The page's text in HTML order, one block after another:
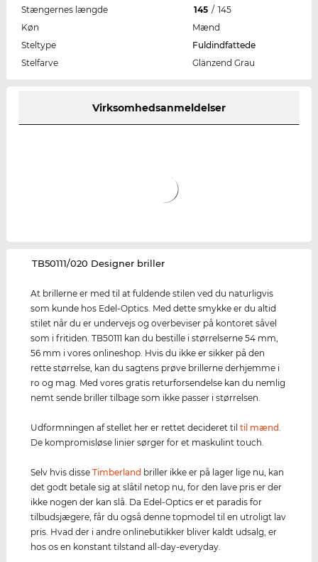
Stængernes længde
145 / 145
Køn
Mænd
Steltype
Fuldindfattede
Stelfarve
Glänzend Grau
Virksomhedsanmeldelser
‌TB50111/020 Designer briller
At brillerne er med til at fuldende stilen ved du naturligvis
som kunde hos Edel-Optics. Med dette smykke er du altid
stilet når du er undervejs og overbeviser på kontoret såvel
som i fritiden. TB50111 kan du bestille i størrelserne 54 mm,
56 mm i vores onlineshop. Hvis du ikke er sikker på den
rette størrelse, kan du sagtens prøve brillerne derhjemme i
ro og mag. Med vores gratis returforsendelse kan du nemlig
nemt sende briller tilbage som ikke passer i størrelsen.
Udformningen af stellet her er rettet decideret tiltil mænd
De kompromisløse linier sørger for et maskulint touch.
Selv hvis disseTimberland briller ikke er på lager lige nu, kan
det godt betale sig at slåtil netop nu, for den lave pris er der
ikke nogen der kan slå. Da Edel-Optics er et paradis for
tilbudsjægere, får du også denne topmodel til en utroligt lav
pris. Hvad der i andre onlinebutikker bliver kaldt udsalg, er
hos os en konstant tilstand all-day-everyday.